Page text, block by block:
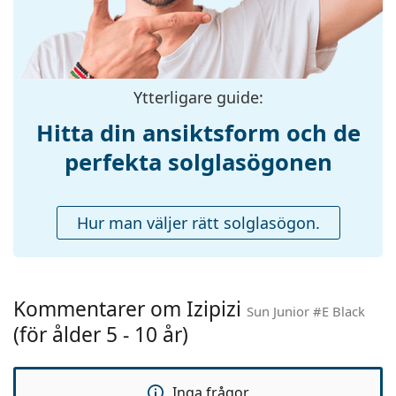
Skalmlängd:
115 mm
bredd:
12 mm
110 g
näskuddar:
Fjädergångjärn:
Ja
Nej
Putsduk:
Nej
Kön:
Barn
Ålder:
5 - 10 år
Kategori:
Solglasögon
Ytterligare guide:
Hitta din ansiktsform och de
perfekta solglasögonen
Hur man väljer rätt solglasögon.
Kommentarer om Izipizi Sun Junior #E Black
(för ålder 5 - 10 år)